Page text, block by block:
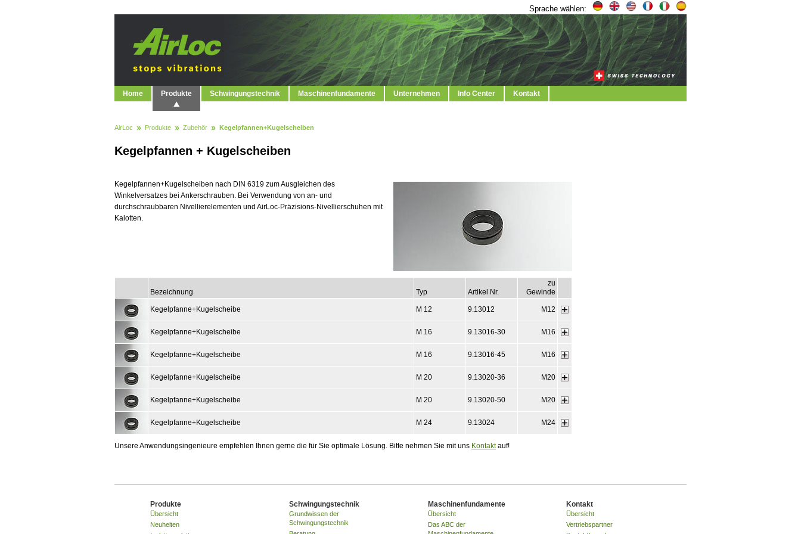
Sprache wählen:
Home Produkte Schwingungstechnik Maschinenfundamente Unternehmen Info Center Kontakt
AirLoc Produkte Zubehör Kegelpfannen+Kugelscheiben
Kegelpfannen + Kugelscheiben
Kegelpfannen+Kugelscheiben nach DIN 6319 zum Ausgleichen des
Winkelversatzes bei Ankerschrauben. Bei Verwendung von an- und
durchschraubbaren Nivellierelementen und AirLoc-Präzisions-Nivel­lierschuhen mit
Kalotten.
Bezeichnung Typ Artikel Nr.
zu
Gewinde
Kegelpfanne+Kugelscheibe M 12 9.13012 M12
Kegelpfanne+Kugelscheibe M 16 9.13016-30 M16
Kegelpfanne+Kugelscheibe M 16 9.13016-45 M16
Kegelpfanne+Kugelscheibe M 20 9.13020-36 M20
Kegelpfanne+Kugelscheibe M 20 9.13020-50 M20
Kegelpfanne+Kugelscheibe M 24 9.13024 M24
Unsere Anwendungsingenieure empfehlen Ihnen gerne die für Sie optimale Lösung. Bitte nehmen Sie mit uns Kontaktauf!
Produkte
Übersicht
Neuheiten
Schwingungstechnik
Grundwissen der
Schwingungstechnik
Maschinenfundamente
Übersicht
Das ABC der
Kontakt
Übersicht
Vertriebspartner